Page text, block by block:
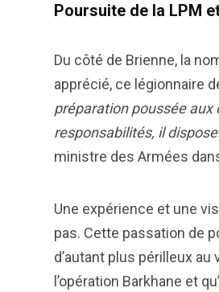
Poursuite de la LPM
Du côté de Brienne, la
apprécié, ce légionnaire
préparation poussée
responsabilités, il
ministre des Armées
Une expérience et une
pas. Cette passation de
d’autant plus périlleux
l’opération Barkhane et